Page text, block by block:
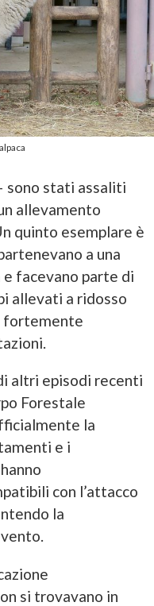
sono stati assaliti
allevamento
quinto esemplare è
a una
facevano parte di
allevati a ridosso
fortemente
altri episodi recenti
Forestale
la
e i
con l’attacco
la
si trovavano in